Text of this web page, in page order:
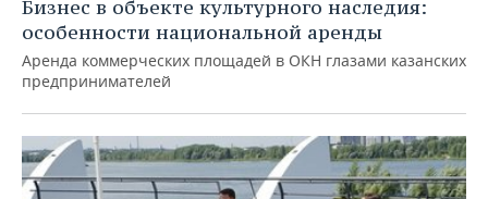
Бизнес в объекте культурного наследия:
особенности национальной аренды
Аренда коммерческих площадей в ОКН глазами казанских
предпринимателей